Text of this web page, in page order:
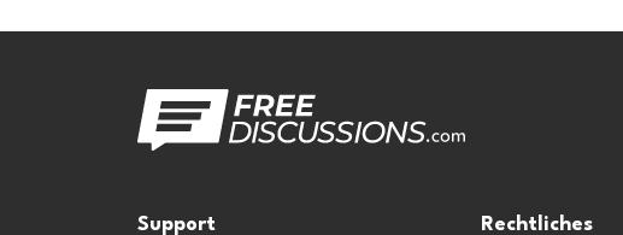
Support Rechtliches